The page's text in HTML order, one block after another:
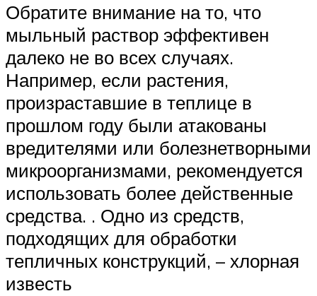
Обратите внимание на то, что
мыльный раствор эффективен
далеко не во всех случаях.
Например, если растения,
произраставшие в теплице в
прошлом году были атакованы
вредителями или болезнетворными
микроорганизмами, рекомендуется
использовать более действенные
средства. . Одно из средств,
подходящих для обработки
тепличных конструкций, – хлорная
известь